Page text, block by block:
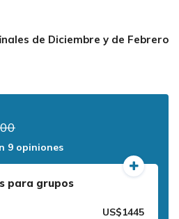
de Diciembre y de Febrero
9 opiniones
para grupos
US$1445